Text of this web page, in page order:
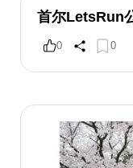
首尔LetsRun
0 0